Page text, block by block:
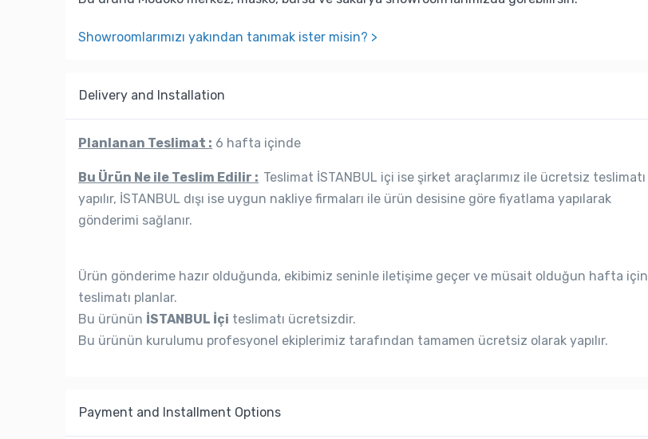
Showroomlarımızı yakından tanımak ister misin? >
Delivery and Installation
Planlanan Teslimat : 6 hafta içinde
Bu Ürün Ne ile Teslim Edilir : Teslimat İSTANBUL içi ise şirket araçlarımız ile ücretsiz teslimatı
yapılır, İSTANBUL dışı ise uygun nakliye firmaları ile ürün desisine göre fiyatlama yapılarak
gönderimi sağlanır.
Ürün gönderime hazır olduğunda, ekibimiz seninle iletişime geçer ve müsait olduğun hafta için
teslimatı planlar.
Bu ürünün İSTANBUL İçi teslimatı ücretsizdir.
Bu ürünün kurulumu profesyonel ekiplerimiz tarafından tamamen ücretsiz olarak yapılır.
Payment and Installment Options